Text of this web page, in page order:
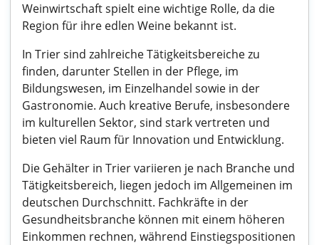
Weinwirtschaft spielt eine wichtige Rolle, da die
Region für ihre edlen Weine bekannt ist.
In Trier sind zahlreiche Tätigkeitsbereiche zu
finden, darunter Stellen in der Pflege, im
Bildungswesen, im Einzelhandel sowie in der
Gastronomie. Auch kreative Berufe, insbesondere
im kulturellen Sektor, sind stark vertreten und
bieten viel Raum für Innovation und Entwicklung.
Die Gehälter in Trier variieren je nach Branche und
Tätigkeitsbereich, liegen jedoch im Allgemeinen im
deutschen Durchschnitt. Fachkräfte in der
Gesundheitsbranche können mit einem höheren
Einkommen rechnen, während Einstiegspositionen